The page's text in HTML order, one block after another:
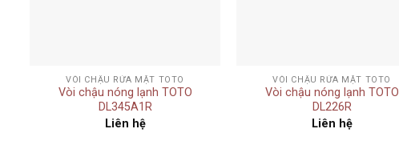
VÒI CHẬU RỬA MẶT TOTO
Vòi chậu nóng lạnh TOTO
DL345A1R
Liên hệ
VÒI CHẬU RỬA MẶT TOTO
Vòi chậu nóng lạnh TOTO
DL226R
Liên hệ